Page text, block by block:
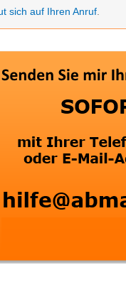
sich auf Ihren Anruf